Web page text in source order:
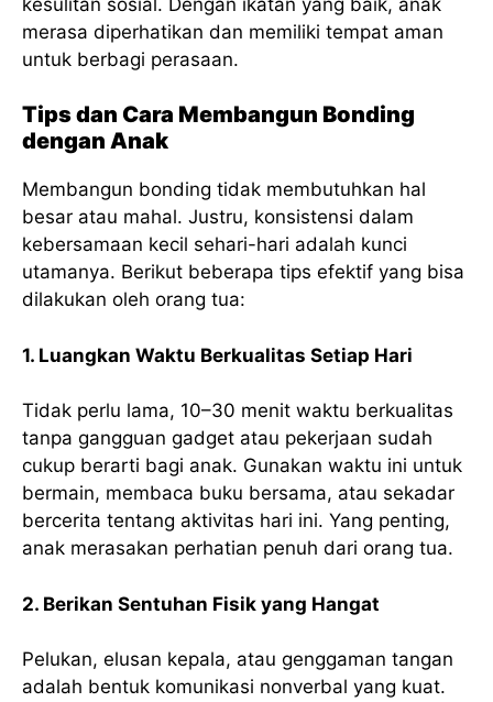
merasa diperhatikan dan memiliki tempat aman
untuk berbagi perasaan.
Tips dan Cara Membangun Bonding
dengan Anak
Membangun bonding tidak membutuhkan hal
besar atau mahal. Justru, konsistensi dalam
kebersamaan kecil sehari-hari adalah kunci
utamanya. Berikut beberapa tips efektif yang bisa
dilakukan oleh orang tua:
1. Luangkan Waktu Berkualitas Setiap Hari
Tidak perlu lama, 10–30 menit waktu berkualitas
tanpa gangguan gadget atau pekerjaan sudah
cukup berarti bagi anak. Gunakan waktu ini untuk
bermain, membaca buku bersama, atau sekadar
bercerita tentang aktivitas hari ini. Yang penting,
anak merasakan perhatian penuh dari orang tua.
2. Berikan Sentuhan Fisik yang Hangat
Pelukan, elusan kepala, atau genggaman tangan
adalah bentuk komunikasi nonverbal yang kuat.